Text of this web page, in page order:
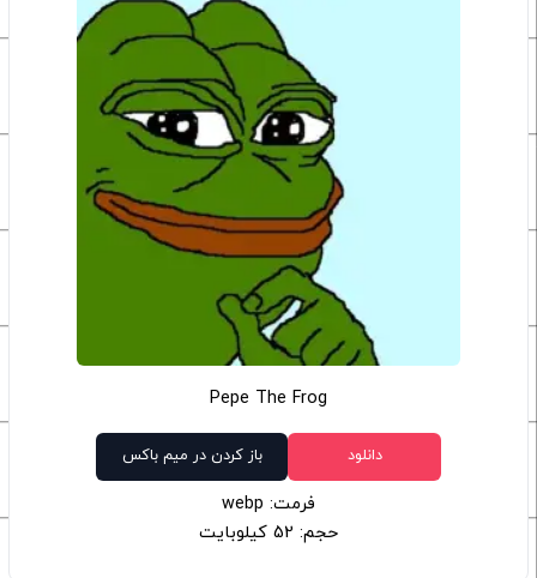
Pepe The Frog
دانلود باز کردن در میم باکس
فرمت: webp
حجم: 52 کیلوبایت